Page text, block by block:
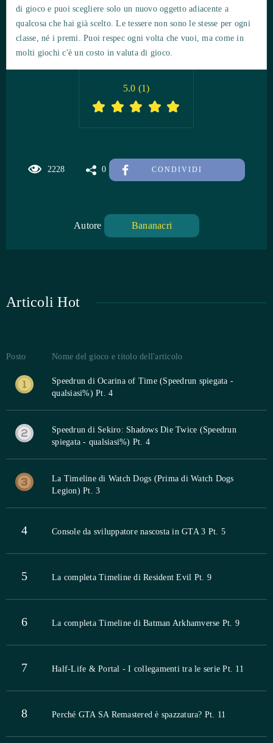
di gioco e puoi scegliere solo un nuovo oggetto adiacente a
qualcosa che hai già scelto. Le tessere non sono le stesse per ogni
classe, né i premi. Puoi respec ogni volta che vuoi, ma come in
molti giochi c'è un costo in valuta di gioco.
2228 0 CONDIVIDI
5.0 (1)
Autore Bananacri
Articoli Hot
Posto Nome del gioco e titolo dell'articolo
Speedrun di Ocarina of Time (Speedrun spiegata -
qualsiasi%) Pt. 4
Speedrun di Sekiro: Shadows Die Twice (Speedrun
spiegata - qualsiasi%) Pt. 4
La Timeline di Watch Dogs (Prima di Watch Dogs
Legion) Pt. 3
4 Console da sviluppatore nascosta in GTA 3 Pt. 5
5 La completa Timeline di Resident Evil Pt. 9
6 La completa Timeline di Batman Arkhamverse Pt. 9
7 Half-Life & Portal - I collegamenti tra le serie Pt. 11
8 Perché GTA SA Remastered è spazzatura? Pt. 11